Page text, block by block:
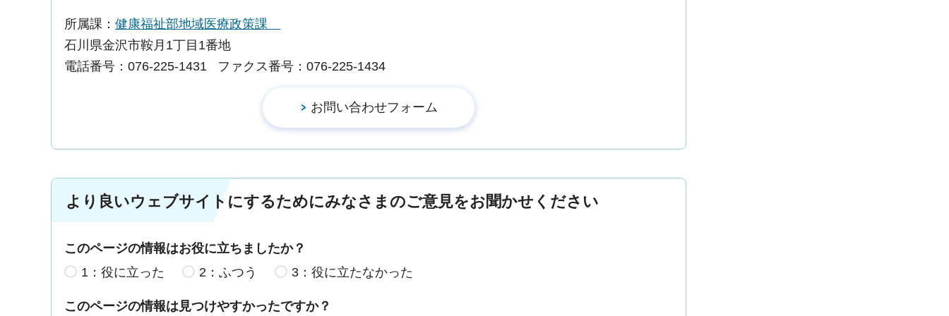
所属課： 健康福祉部地域医療政策課
石川県金沢市鞍月1丁目1番地
電話番号：076-225-1431
ファクス番号：076-225-1434
より良いウェブサイトにするためにみなさまのご意見をお聞かせください
このページの情報はお役に立ちましたか？
1：役に立った
2：ふつう 3：役に立たなかった
このページの情報は見つけやすかったですか？